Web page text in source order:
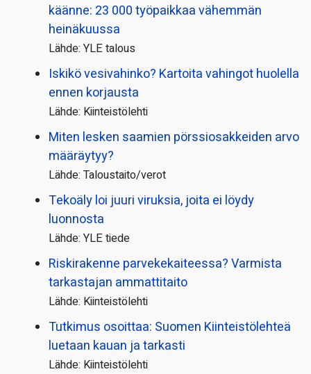
käänne: 23 000 työpaikkaa vähemmän
heinäkuussa
Lähde: YLE talous
Iskikö vesivahinko? Kartoita vahingot huolella
ennen korjausta
Lähde: Kiinteistölehti
Miten lesken saamien pörssi­osakkeiden arvo
määräytyy?
Lähde: Taloustaito/verot
Tekoäly loi juuri viruksia, joita ei löydy
luonnosta
Lähde: YLE tiede
Riskirakenne parvekekaiteessa? Varmista
tarkastajan ammattitaito
Lähde: Kiinteistölehti
Tutkimus osoittaa: Suomen Kiinteistölehteä
luetaan kauan ja tarkasti
Lähde: Kiinteistölehti